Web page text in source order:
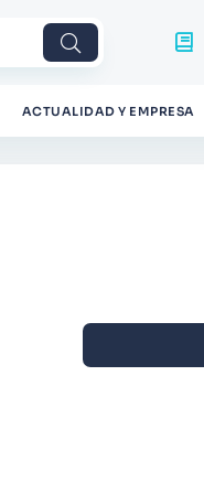
ACTUALIDAD Y EMPRESA